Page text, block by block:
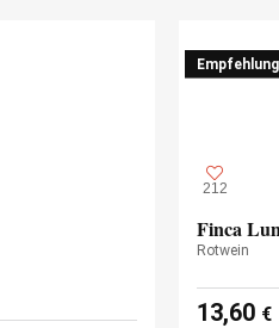
Empfehlung
212
Finca
Rotwein
13,60 €